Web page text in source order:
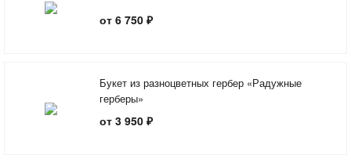
от 6 750 ₽
Букет из разноцветных гербер «Радужные
герберы»
от 3 950 ₽